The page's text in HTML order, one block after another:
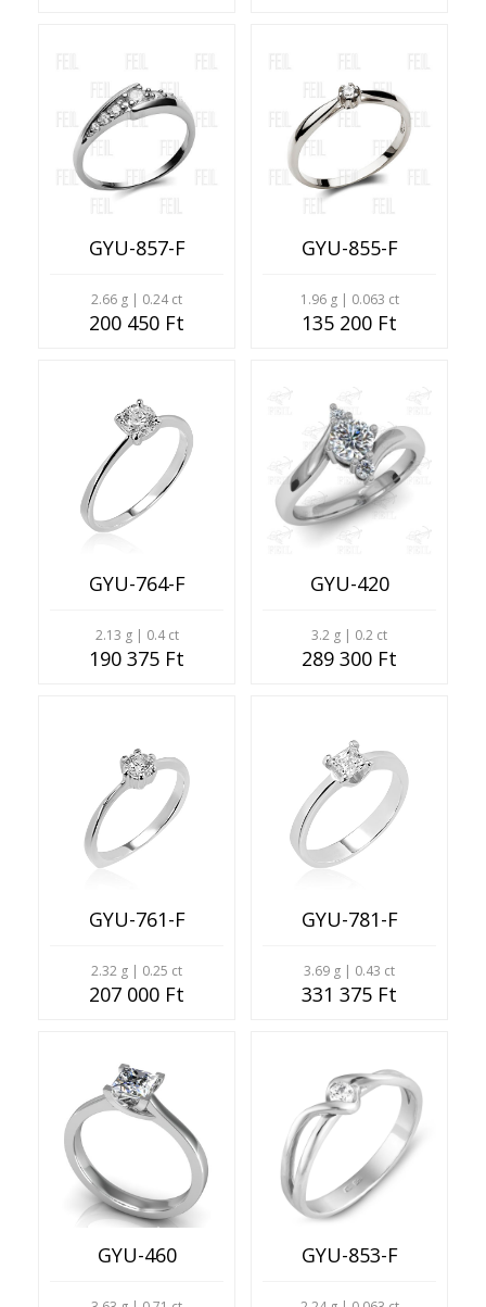
GYU-857-F
2.66 g | 0.24 ct
200 450 Ft
GYU-855-F
1.96 g | 0.063 ct
135 200 Ft
GYU-764-F
2.13 g | 0.4 ct
190 375 Ft
GYU-420
3.2 g | 0.2 ct
289 300 Ft
GYU-761-F
2.32 g | 0.25 ct
207 000 Ft
GYU-781-F
3.69 g | 0.43 ct
331 375 Ft
GYU-460 GYU-853-F